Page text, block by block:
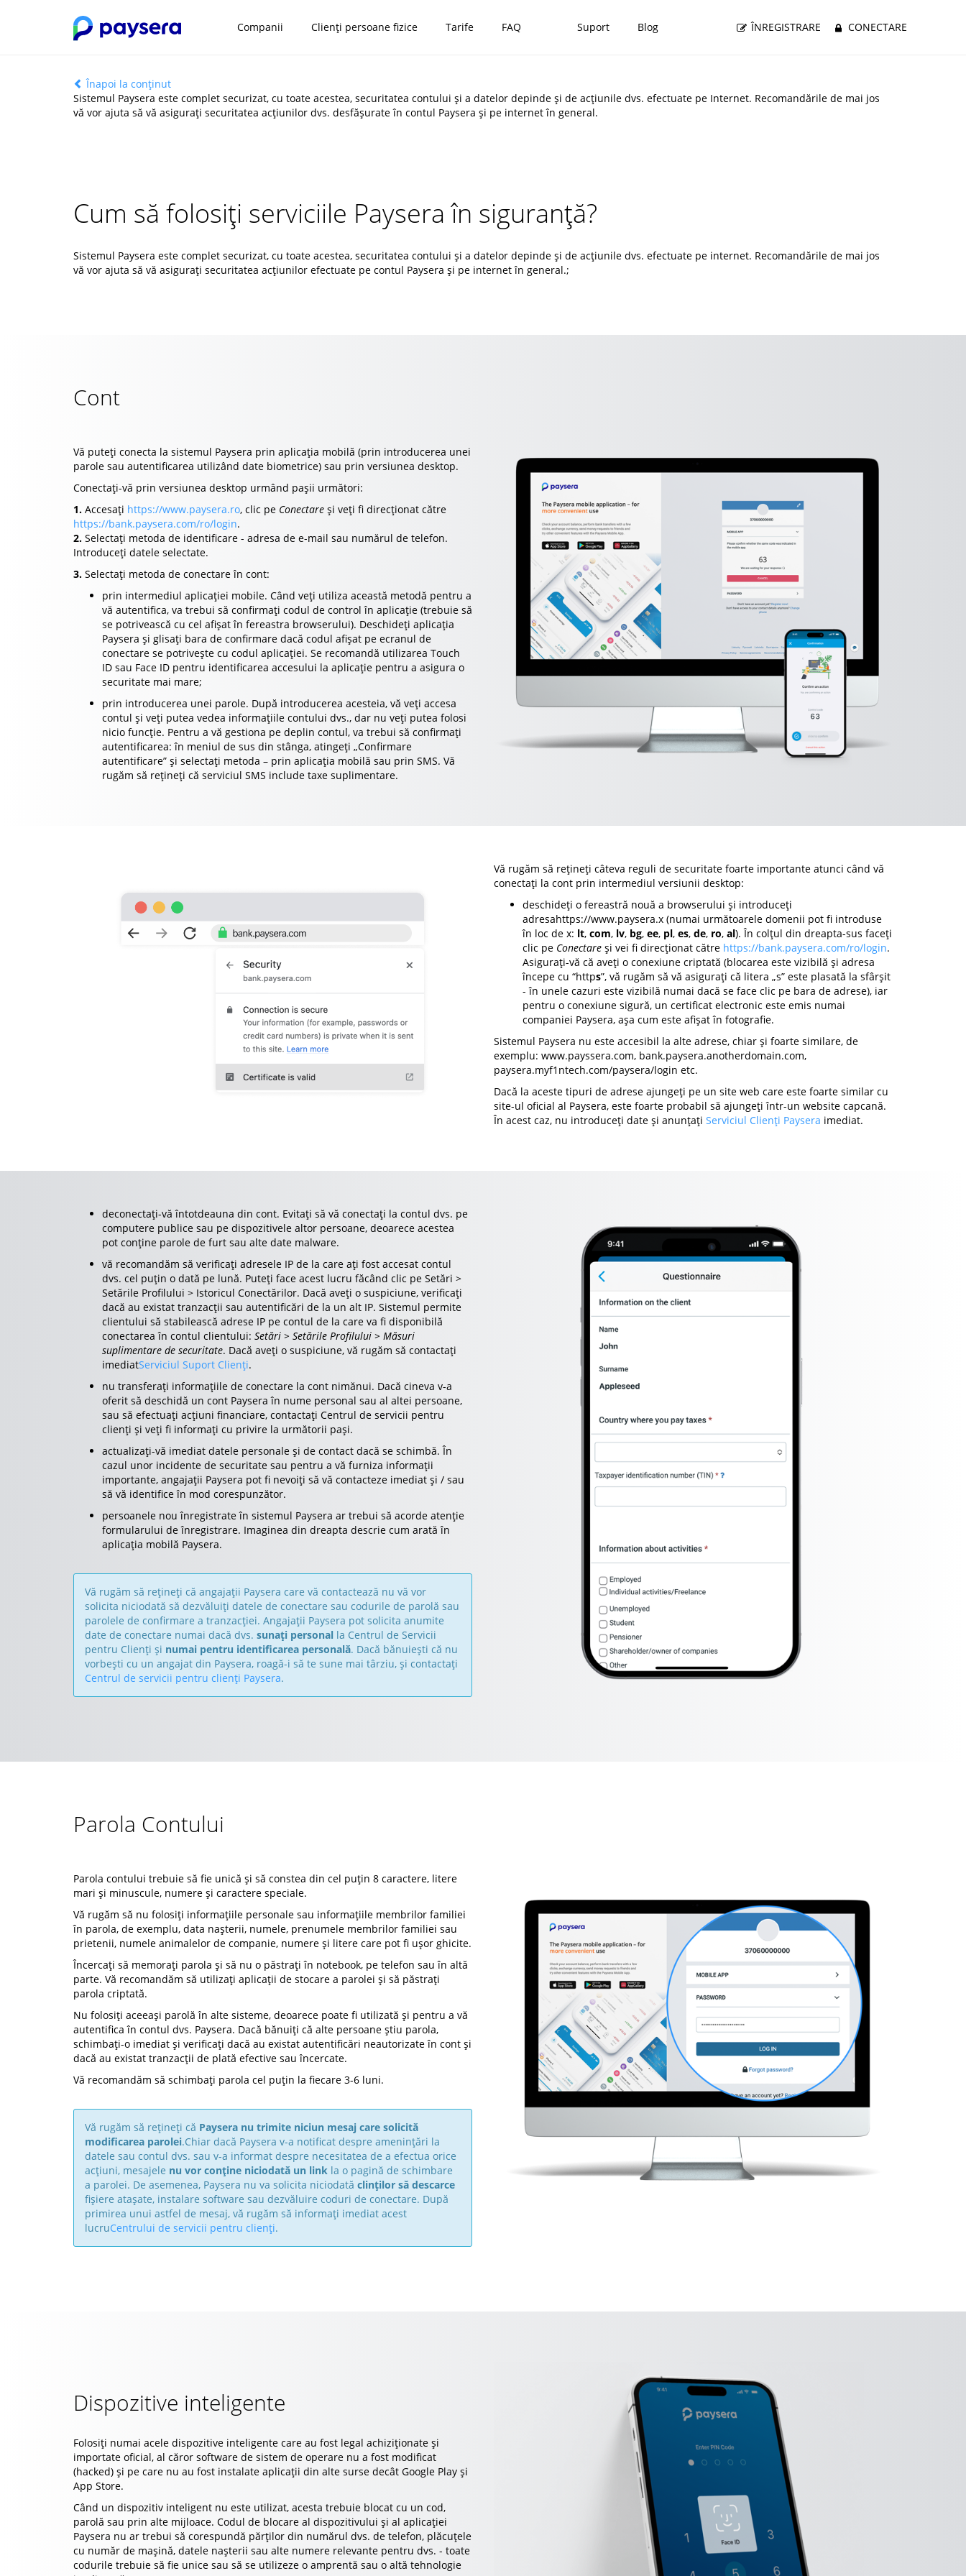
Companii Clienți persoane fizice Tarife FAQ Suport Blog ÎNREGISTRARE CONECTARE
Înapoi la conținut
Sistemul Paysera este complet securizat, cu toate acestea, securitatea contului și a datelor depinde și de acțiunile dvs. efectuate pe Internet. Recomandările de mai jos
vă vor ajuta să vă asigurați securitatea acțiunilor dvs. desfășurate în contul Paysera și pe internet în general.
Cum să folosiți serviciile Paysera în siguranță?
Sistemul Paysera este complet securizat, cu toate acestea, securitatea contului și a datelor depinde și de acțiunile dvs. efectuate pe internet. Recomandările de mai jos
vă vor ajuta să vă asigurați securitatea acțiunilor efectuate pe contul Paysera și pe internet în general.;
Cont
Vă puteți conecta la sistemul Paysera prin aplicația mobilă (prin introducerea unei
parole sau autentificarea utilizând date biometrice) sau prin versiunea desktop.
Conectați-vă prin versiunea desktop urmând pașii următori:
1. Accesați https://www.paysera.ro, clic pe Conectare și veți fi direcționat către
https://bank.paysera.com/ro/login.
2. Selectați metoda de identificare - adresa de e-mail sau numărul de telefon.
Introduceți datele selectate.
3. Selectați metoda de conectare în cont:
prin intermediul aplicației mobile. Când veți utiliza această metodă pentru a
vă autentifica, va trebui să confirmați codul de control în aplicație (trebuie să
se potrivească cu cel afișat în fereastra browserului). Deschideți aplicația
Paysera și glisați bara de confirmare dacă codul afișat pe ecranul de
conectare se potrivește cu codul aplicației. Se recomandă utilizarea Touch
ID sau Face ID pentru identificarea accesului la aplicație pentru a asigura o
securitate mai mare;
prin introducerea unei parole. După introducerea acesteia, vă veți accesa
contul și veți putea vedea informațiile contului dvs., dar nu veți putea folosi
nicio funcție. Pentru a vă gestiona pe deplin contul, va trebui să confirmați
autentificarea: în meniul de sus din stânga, atingeți „Confirmare
autentificare” și selectați metoda – prin aplicația mobilă sau prin SMS. Vă
rugăm să rețineți că serviciul SMS include taxe suplimentare.
Vă rugăm să rețineți câteva reguli de securitate foarte importante atunci când vă
conectați la cont prin intermediul versiunii desktop:
deschideți o fereastră nouă a browserului și introduceți
adresahttps://www.paysera.x (numai următoarele domenii pot fi introduse
în loc de x: lt, com, lv, bg, ee, pl, es, de, ro, al). În colțul din dreapta-sus faceți
clic pe Conectare și vei fi direcționat către https://bank.paysera.com/ro/login.
Asigurați-vă că aveți o conexiune criptată (blocarea este vizibilă și adresa
începe cu “https”, vă rugăm să vă asigurați că litera „s” este plasată la sfârșit
- în unele cazuri este vizibilă numai dacă se face clic pe bara de adrese), iar
pentru o conexiune sigură, un certificat electronic este emis numai
companiei Paysera, așa cum este afișat în fotografie.
Sistemul Paysera nu este accesibil la alte adrese, chiar și foarte similare, de
exemplu: www.payssera.com, bank.paysera.anotherdomain.com,
paysera.myf1ntech.com/paysera/login etc.
Dacă la aceste tipuri de adrese ajungeți pe un site web care este foarte similar cu
site-ul oficial al Paysera, este foarte probabil să ajungeți într-un website capcană.
În acest caz, nu introduceți date și anunțați Serviciul Clienți Paysera imediat.
deconectați-vă întotdeauna din cont. Evitați să vă conectați la contul dvs. pe
computere publice sau pe dispozitivele altor persoane, deoarece acestea
pot conține parole de furt sau alte date malware.
vă recomandăm să verificați adresele IP de la care ați fost accesat contul
dvs. cel puțin o dată pe lună. Puteți face acest lucru făcând clic pe Setări >
Setările Profilului > Istoricul Conectărilor. Dacă aveți o suspiciune, verificați
dacă au existat tranzacții sau autentificări de la un alt IP. Sistemul permite
clientului să stabilească adrese IP pe contul de la care va fi disponibilă
conectarea în contul clientului: Setări > Setările Profilului > Măsuri
suplimentare de securitate. Dacă aveți o suspiciune, vă rugăm să contactați
imediatServiciul Suport Clienți.
nu transferați informațiile de conectare la cont nimănui. Dacă cineva v-a
oferit să deschidă un cont Paysera în nume personal sau al altei persoane,
sau să efectuați acțiuni financiare, contactați Centrul de servicii pentru
clienți și veți fi informați cu privire la următorii pași.
actualizați-vă imediat datele personale și de contact dacă se schimbă. În
cazul unor incidente de securitate sau pentru a vă furniza informații
importante, angajații Paysera pot fi nevoiți să vă contacteze imediat și / sau
să vă identifice în mod corespunzător.
persoanele nou înregistrate în sistemul Paysera ar trebui să acorde atenție
formularului de înregistrare. Imaginea din dreapta descrie cum arată în
aplicația mobilă Paysera.
Vă rugăm să rețineți că angajații Paysera care vă contactează nu vă vor
solicita niciodată să dezvăluiți datele de conectare sau codurile de parolă sau
parolele de confirmare a tranzacției. Angajații Paysera pot solicita anumite
date de conectare numai dacă dvs. sunați personal la Centrul de Servicii
pentru Clienți și numai pentru identificarea personală. Dacă bănuiești că nu
vorbești cu un angajat din Paysera, roagă-i să te sune mai târziu, și contactați
Centrul de servicii pentru clienți Paysera.
Parola Contului
Parola contului trebuie să fie unică și să constea din cel puțin 8 caractere, litere
mari și minuscule, numere și caractere speciale.
Vă rugăm să nu folosiți informațiile personale sau informațiile membrilor familiei
în parola, de exemplu, data nașterii, numele, prenumele membrilor familiei sau
prietenii, numele animalelor de companie, numere și litere care pot fi ușor ghicite.
Încercați să memorați parola și să nu o păstrați în notebook, pe telefon sau în altă
parte. Vă recomandăm să utilizați aplicații de stocare a parolei și să păstrați
parola criptată.
Nu folosiți aceeași parolă în alte sisteme, deoarece poate fi utilizată și pentru a vă
autentifica în contul dvs. Paysera. Dacă bănuiți că alte persoane știu parola,
schimbați-o imediat și verificați dacă au existat autentificări neautorizate în cont și
dacă au existat tranzacții de plată efective sau încercate.
Vă recomandăm să schimbați parola cel puțin la fiecare 3-6 luni.
Vă rugăm să rețineți că Paysera nu trimite niciun mesaj care solicită
modificarea parolei.Chiar dacă Paysera v-a notificat despre amenințări la
datele sau contul dvs. sau v-a informat despre necesitatea de a efectua orice
acțiuni, mesajele nu vor conține niciodată un link la o pagină de schimbare
a parolei. De asemenea, Paysera nu va solicita niciodată clinților să descarce
fișiere atașate, instalare software sau dezvăluire coduri de conectare. După
primirea unui astfel de mesaj, vă rugăm să informați imediat acest
lucruCentrului de servicii pentru clienți.
Dispozitive inteligente
Folosiți numai acele dispozitive inteligente care au fost legal achiziționate și
importate oficial, al căror software de sistem de operare nu a fost modificat
(hacked) și pe care nu au fost instalate aplicații din alte surse decât Google Play și
App Store.
Când un dispozitiv inteligent nu este utilizat, acesta trebuie blocat cu un cod,
parolă sau prin alte mijloace. Codul de blocare al dispozitivului și al aplicației
Paysera nu ar trebui să corespundă părților din numărul dvs. de telefon, plăcuțele
cu număr de mașină, datele nașterii sau alte numere relevante pentru dvs. - toate
codurile trebuie să fie unice sau să se utilizeze o amprentă sau o altă tehnologie